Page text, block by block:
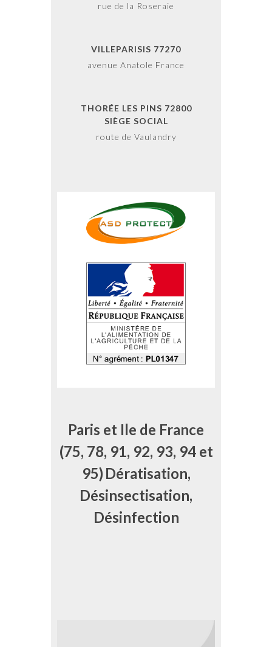
rue de la Roseraie
VILLEPARISIS 77270
avenue Anatole France
THORÉE LES PINS 72800
SIÈGE SOCIAL
route de Vaulandry
Paris et Ile de France
(75, 78, 91, 92, 93, 94 et
95) Dératisation,
Désinsectisation,
Désinfection